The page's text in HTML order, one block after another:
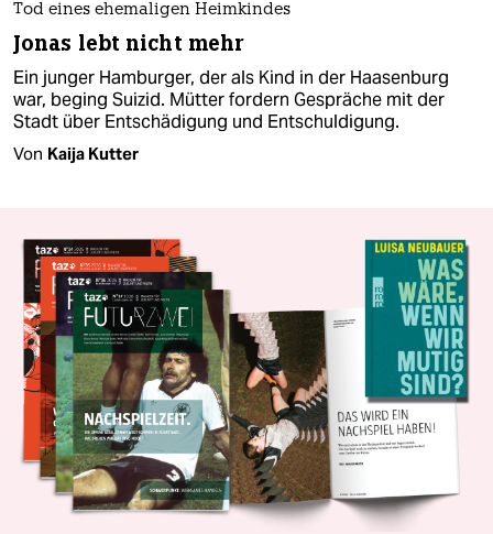
Tod eines ehemaligen Heimkindes
Jonas lebt nicht mehr
Ein junger Hamburger, der als Kind in der Haasenburg
war, beging Suizid. Mütter fordern Gespräche mit der
Stadt über Entschädigung und Entschuldigung.
Von Kaija Kutter